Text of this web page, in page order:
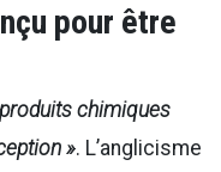
pour être
produits chimiques
». L’anglicisme